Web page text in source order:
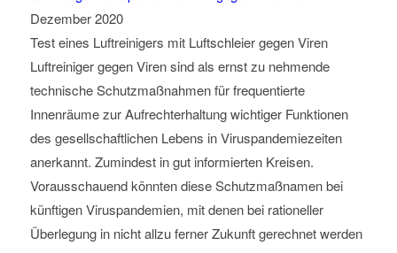
Dezember 2020
Test eines Luftreinigers mit Luftschleier gegen Viren
Luftreiniger gegen Viren sind als ernst zu nehmende
technische Schutzmaßnahmen für frequentierte
Innenräume zur Aufrechterhaltung wichtiger Funktionen
des gesellschaftlichen Lebens in Viruspandemiezeiten
anerkannt. Zumindest in gut informierten Kreisen.
Vorausschauend könnten diese Schutzmaßnamen bei
künftigen Viruspandemien, mit denen bei rationeller
Überlegung in nicht allzu ferner Zukunft gerechnet werden